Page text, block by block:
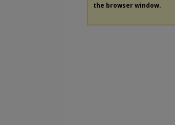
the browser window.